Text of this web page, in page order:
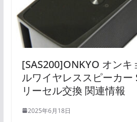
[SAS200]ONKYO オンキ
ルワイヤレススピーカー
リーセル交換 関連情報
2025年6月18日